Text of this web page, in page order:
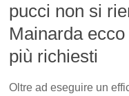
pucci non si
Mainarda
più richiesti
Oltre ad eseguire un